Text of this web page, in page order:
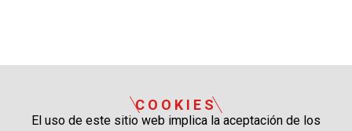
COOKIES
El uso de este sitio web implica la aceptación de los